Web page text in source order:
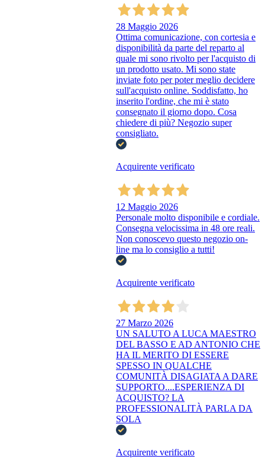
28 Maggio 2026
Ottima comunicazione, con cortesia e
disponibilità da parte del reparto al
quale mi sono rivolto per l'acquisto di
un prodotto usato. Mi sono state
inviate foto per poter meglio decidere
sull'acquisto online. Soddisfatto, ho
inserito l'ordine, che mi è stato
consegnato il giorno dopo. Cosa
chiedere di più? Negozio super
consigliato.
Acquirente verificato
12 Maggio 2026
Personale molto disponibile e cordiale.
Consegna velocissima in 48 ore reali.
Non conoscevo questo negozio on-
line ma lo consiglio a tutti!
Acquirente verificato
27 Marzo 2026
UN SALUTO A LUCA MAESTRO
DEL BASSO E AD ANTONIO CHE
HA IL MERITO DI ESSERE
SPESSO IN QUALCHE
COMUNITÀ DISAGIATA A DARE
SUPPORTO....ESPERIENZA DI
ACQUISTO? LA
PROFESSIONALITÀ PARLA DA
SOLA
Acquirente verificato